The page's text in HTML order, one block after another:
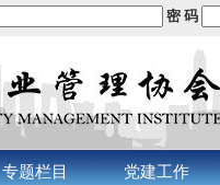
密 码
专题栏目 党建工作